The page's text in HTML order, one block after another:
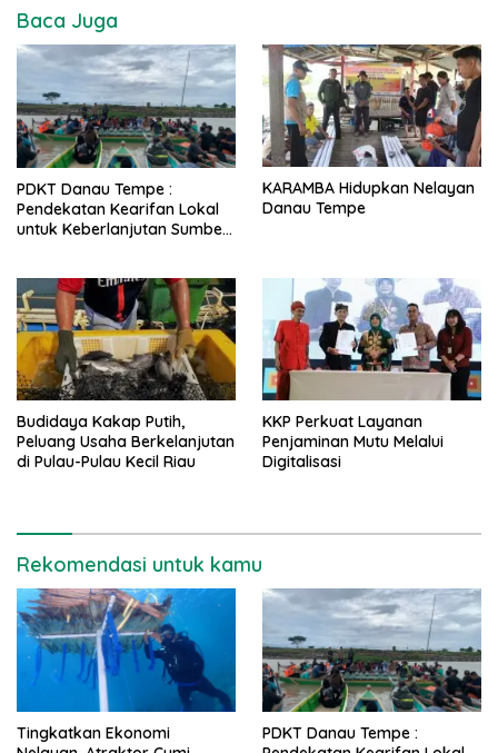
Baca Juga
PDKT Danau Tempe :
Pendekatan Kearifan Lokal
untuk Keberlanjutan Sumber
KARAMBA Hidupkan Nelayan
Danau Tempe
Budidaya Kakap Putih,
Peluang Usaha Berkelanjutan
di Pulau-Pulau Kecil Riau
KKP Perkuat Layanan
Penjaminan Mutu Melalui
Digitalisasi
Rekomendasi untuk kamu
Tingkatkan Ekonomi
PDKT Danau Tempe :